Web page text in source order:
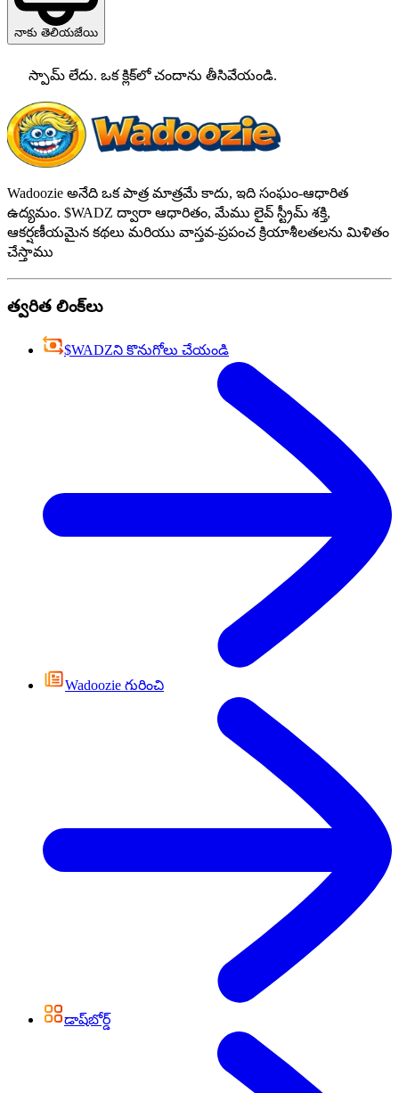
నాకు తెలియజేయి
స్పామ్ లేదు. ఒక క్లిక్‌లో చందాను తీసివేయండి.
Wadoozie అనేది ఒక పాత్ర మాత్రమే కాదు, ఇది సంఘం-ఆధారిత
ఉద్యమం. $WADZ ద్వారా ఆధారితం, మేము లైవ్ స్ట్రీమ్ శక్తి,
ఆకర్షణీయమైన కథలు మరియు వాస్తవ-ప్రపంచ క్రియాశీలతలను మిళితం
చేస్తాము
త్వరిత లింక్‌లు
$WADZని కొనుగోలు చేయండి
Wadoozie గురించి
డాష్‌బోర్డ్